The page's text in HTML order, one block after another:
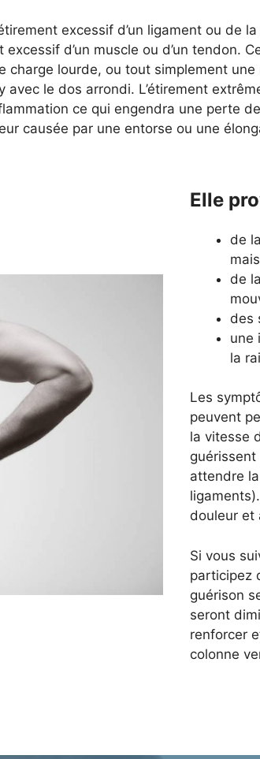
excessif d’un ligament ou de
excessif d’un muscle ou d’un
charge lourde, ou tout simplement
le dos arrondi. L’étirement
ce qui engendra une perte
causée par une entorse ou une
Elle
de
de
des
une
la
Les
peuvent
la vitesse
attendre
douleur et
Si vous
participez
guérison
seront
renforcer
colonne